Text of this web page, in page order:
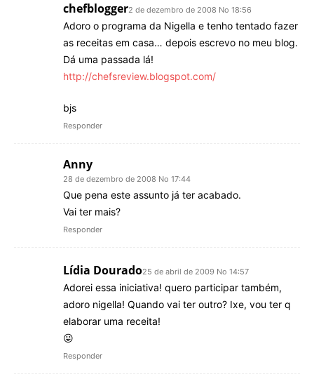
chefblogger2 de dezembro de 2008 No 18:56
Adoro o programa da Nigella e tenho tentado fazer
as receitas em casa… depois escrevo no meu blog.
Dá uma passada lá!
http://chefsreview.blogspot.com/
bjs
Responder
Anny
28 de dezembro de 2008 No 17:44
Que pena este assunto já ter acabado.
Vai ter mais?
Responder
Lídia Dourado25 de abril de 2009 No 14:57
Adorei essa iniciativa! quero participar também,
adoro nigella! Quando vai ter outro? Ixe, vou ter q
elaborar uma receita!
😛
Responder